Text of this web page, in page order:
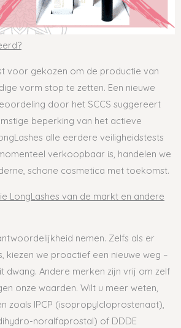
voor gekozen om de productie van
vorm stop te zetten. Een nieuwe
door het SCCS suggereert
beperking van het actieve
alle eerdere veiligheidstests
verkoopbaar is, handelen we
schone cosmetica met toekomst.
LongLashes van de markt en andere
nemen. Zelfs als er
kiezen we proactief een nieuwe weg –
dwang. Andere merken zijn vrij om zelf
onze waarden. Wilt u meer weten,
zoals IPCP (isopropylcloprostenaat),
noralfaprostal) of DDDE